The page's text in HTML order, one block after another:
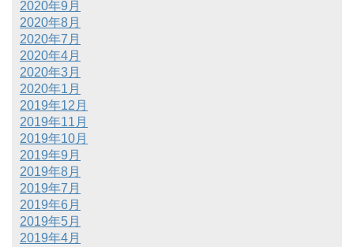
2020年9月
2020年8月
2020年7月
2020年4月
2020年3月
2020年1月
2019年12月
2019年11月
2019年10月
2019年9月
2019年8月
2019年7月
2019年6月
2019年5月
2019年4月